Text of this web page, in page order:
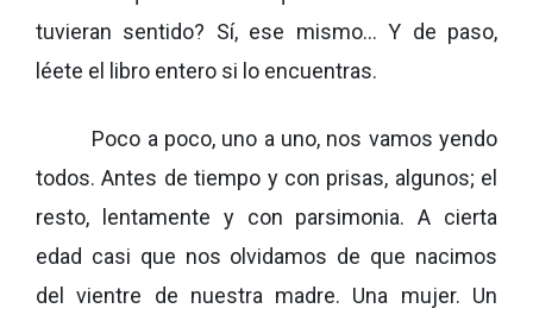
tuvieran sentido? Sí, ese mismo… Y de paso,
léete el libro entero si lo encuentras.
Poco a poco, uno a uno, nos vamos yendo
todos. Antes de tiempo y con prisas, algunos; el
resto, lentamente y con parsimonia. A cierta
edad casi que nos olvidamos de que nacimos
del vientre de nuestra madre. Una mujer. Un